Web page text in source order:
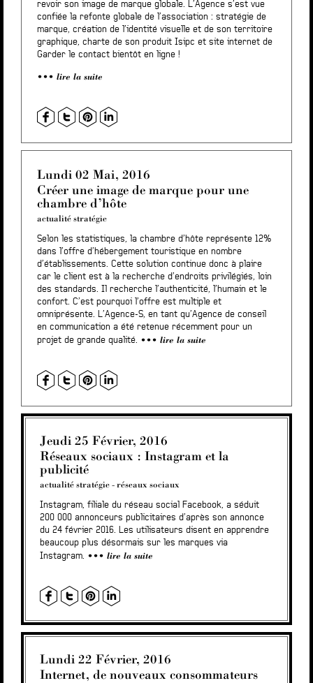
revoir son image de marque globale. L’Agence s’est vue
confiée la refonte globale de l’association : stratégie de
marque, création de l’identité visuelle et de son territoire
graphique, charte de son produit Isipc et site internet de
Garder le contact bientôt en ligne !
lire la suite
Lundi 02 Mai, 2016
Créer une image de marque pour une
chambre d’hôte
actualité stratégie
Selon les statistiques, la chambre d’hôte représente 12%
dans l’offre d’hébergement touristique en nombre
d’établissements. Cette solution continue donc à plaire
car le client est à la recherche d’endroits privilégiés, loin
des standards. Il recherche l’authenticité, l’humain et le
confort. C’est pourquoi l’offre est multiple et
omniprésente. L’Agence-S, en tant qu’Agence de conseil
en communication a été retenue récemment pour un
projet de grande qualité.
lire la suite
Jeudi 25 Février, 2016
Réseaux sociaux : Instagram et la
publicité
actualité stratégie - réseaux sociaux
Instagram, filiale du réseau social Facebook, a séduit
200 000 annonceurs publicitaires d’après son annonce
du 24 février 2016. Les utilisateurs disent en apprendre
beaucoup plus désormais sur les marques via
Instagram.
lire la suite
Lundi 22 Février, 2016
Internet, de nouveaux consommateurs